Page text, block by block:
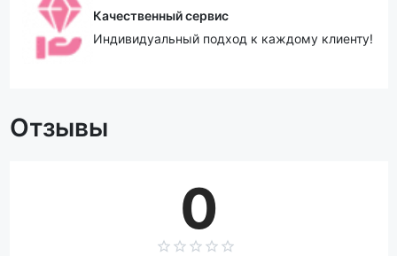
Качественный сервис
Индивидуальный подход к каждому клиенту!
Отзывы
0